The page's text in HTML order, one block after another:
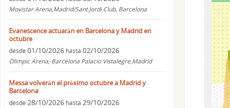
Movistar Arena,Madrid/Sant Jordi Club, Barcelona
Evanescence actuarán en Barcelona y Madrid en
octubre
desde 01/10/2026 hasta 02/10/2026
Olimpic Arena, Barcelona Palacio Vistalegre,Madrid
Messa volverán el próximo octubre a Madrid y
Barcelona
desde 28/10/2026 hasta 29/10/2026